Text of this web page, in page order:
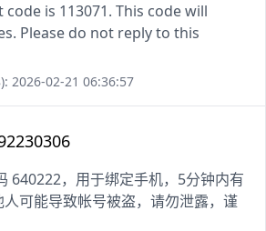
is 113071. This code will
Please do not reply to this
2026-02-21 06:36:57
640222，用于绑定手机，5分钟内有
可能导致帐号被盗，请勿泄露，谨